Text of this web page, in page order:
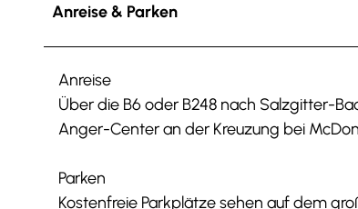
Anreise & Parken
Anreise
Über die B6 oder B248 nach Salzgitter-
Anger-Center an der Kreuzung bei
Parken
Kostenfreie Parkplätze sehen auf dem